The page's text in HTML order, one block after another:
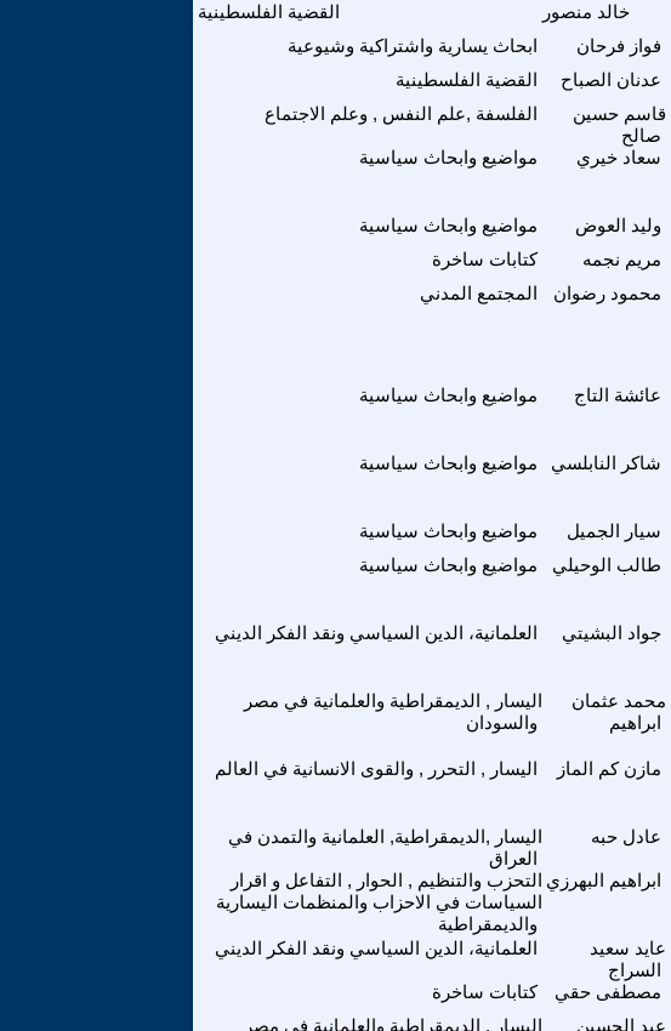
القضية الفلسطينية خالد منصور
ابحاث يسارية واشتراكية وشيوعية
فواز فرحان
القضية الفلسطينية
عدنان الصباح
الفلسفة ,علم النفس , وعلم الاجتماع
قاسم حسين
صالح
مواضيع وابحاث سياسية سعاد خيري
مواضيع وابحاث سياسية وليد العوض
كتابات ساخرة
مريم نجمه
المجتمع المدني
محمود رضوان
مواضيع وابحاث سياسية عائشة التاج
مواضيع وابحاث سياسية شاكر النابلسي
مواضيع وابحاث سياسية سيار الجميل
مواضيع وابحاث سياسية
طالب الوحيلي
العلمانية، الدين السياسي ونقد الفكر الديني جواد البشيتي
اليسار , الديمقراطية والعلمانية في مصر
والسودان
محمد عثمان
ابراهيم
اليسار , التحرر , والقوى الانسانية في العالم مازن كم الماز
اليسار ,الديمقراطية, العلمانية والتمدن في
العراق
عادل حبه
التحزب والتنظيم , الحوار , التفاعل و اقرار
السياسات في الاحزاب والمنظمات اليسارية
والديمقراطية
ابراهيم البهرزي
العلمانية، الدين السياسي ونقد الفكر الديني
عايد سعيد
السراج
كتابات ساخرة مصطفى حقي
اليسار , الديمقراطية والعلمانية في مصر
عبد الحسين